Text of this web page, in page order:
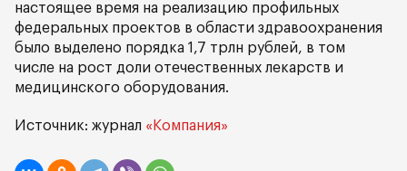
настоящее время на реализацию профильных
федеральных проектов в области здравоохранения
было выделено порядка 1,7 трлн рублей, в том
числе на рост доли отечественных лекарств и
медицинского оборудования.
Источник: журнал «Компания»